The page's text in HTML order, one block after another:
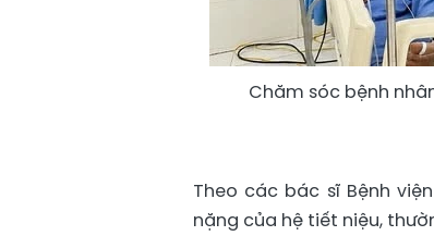
Chăm sóc bệnh
Theo các bác sĩ Bệnh
nặng của hệ tiết niệu,